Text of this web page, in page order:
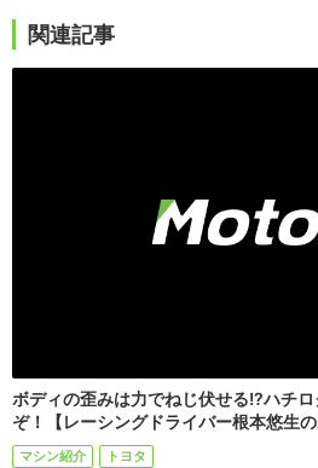
関連記事
ボディの歪みは力でねじ伏せる!?ハチ
ぞ！【レーシングドライバー根本悠生
マシン紹介 トヨタ